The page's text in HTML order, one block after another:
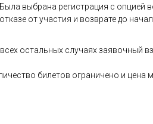
Была выбрана регистрация с опцией
отказе от участия и возврате до
остальных случаях заявочный
билетов ограничено и